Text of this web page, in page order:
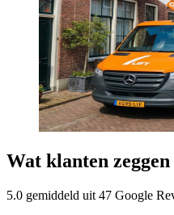
Wat klanten
5.0 gemiddeld uit 47 Google